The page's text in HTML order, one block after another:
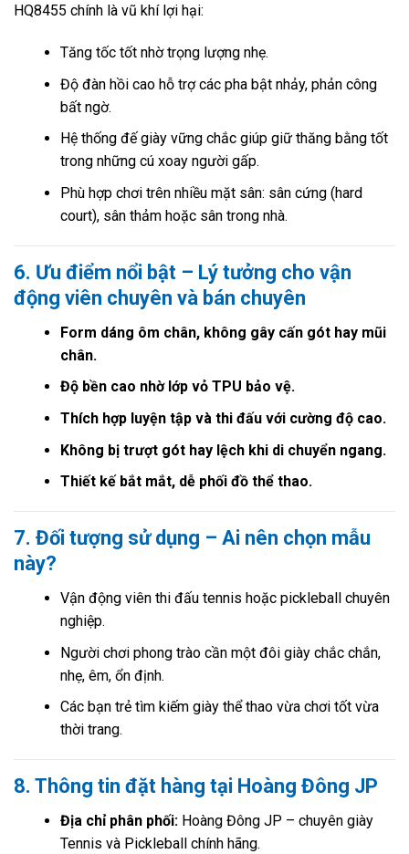
HQ8455 chính là vũ khí lợi hại:
Tăng tốc tốt nhờ trọng lượng nhẹ.
Độ đàn hồi cao hỗ trợ các pha bật nhảy, phản công
bất ngờ.
Hệ thống đế giày vững chắc giúp giữ thăng bằng tốt
trong những cú xoay người gấp.
Phù hợp chơi trên nhiều mặt sân: sân cứng (hard
court), sân thảm hoặc sân trong nhà.
6. Ưu điểm nổi bật – Lý tưởng cho vận
động viên chuyên và bán chuyên
Form dáng ôm chân, không gây cấn gót hay mũi
chân.
Độ bền cao nhờ lớp vỏ TPU bảo vệ.
Thích hợp luyện tập và thi đấu với cường độ cao.
Không bị trượt gót hay lệch khi di chuyển ngang.
Thiết kế bắt mắt, dễ phối đồ thể thao.
7. Đối tượng sử dụng – Ai nên chọn mẫu
này?
Vận động viên thi đấu tennis hoặc pickleball chuyên
nghiệp.
Người chơi phong trào cần một đôi giày chắc chắn,
nhẹ, êm, ổn định.
Các bạn trẻ tìm kiếm giày thể thao vừa chơi tốt vừa
thời trang.
8. Thông tin đặt hàng tại Hoàng Đông JP
Địa chỉ phân phối:Hoàng Đông JP – chuyên giày
Tennis và Pickleball chính hãng.